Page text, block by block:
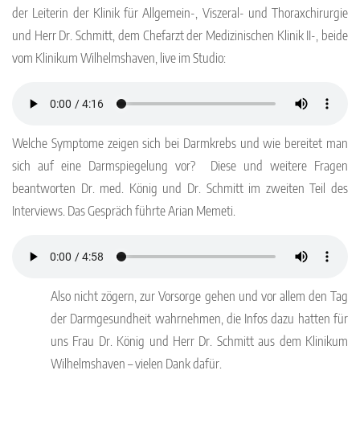
der Leiterin der Klinik für Allgemein-, Viszeral- und Thoraxchirurgie
und Herr Dr. Schmitt, dem Chefarzt der Medizinischen Klinik II-, beide
vom Klinikum Wilhelmshaven, live im Studio:
Welche Symptome zeigen sich bei Darmkrebs und wie bereitet man
sich auf eine Darmspiegelung vor? Diese und weitere Fragen
beantworten Dr. med. König und Dr. Schmitt im zweiten Teil des
Interviews. Das Gespräch führte Arian Memeti.
Also nicht zögern, zur Vorsorge gehen und vor allem den Tag
der Darmgesundheit wahrnehmen, die Infos dazu hatten für
uns Frau Dr. König und Herr Dr. Schmitt aus dem Klinikum
Wilhelmshaven – vielen Dank dafür.